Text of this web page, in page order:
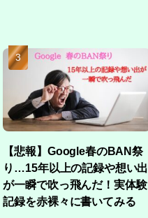
【悲報】Google春のBAN祭
り…15年以上の記録や想い出
が一瞬で吹っ飛んだ！実体験
記録を赤裸々に書いてみる